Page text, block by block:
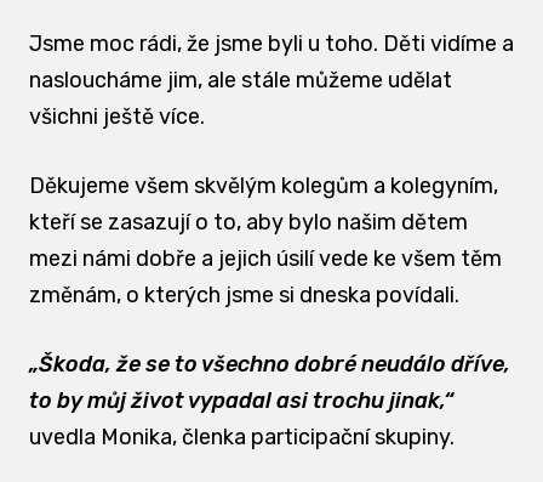
Jsme moc rádi, že jsme byli u toho. Děti vidíme a
nasloucháme jim, ale stále můžeme udělat
všichni ještě více.
Děkujeme všem skvělým kolegům a kolegyním,
kteří se zasazují o to, aby bylo našim dětem
mezi námi dobře a jejich úsilí vede ke všem těm
změnám, o kterých jsme si dneska povídali.
„Škoda, že se to všechno dobré neudálo dříve,
to by můj život vypadal asi trochu jinak,“
uvedla Monika, členka participační skupiny.